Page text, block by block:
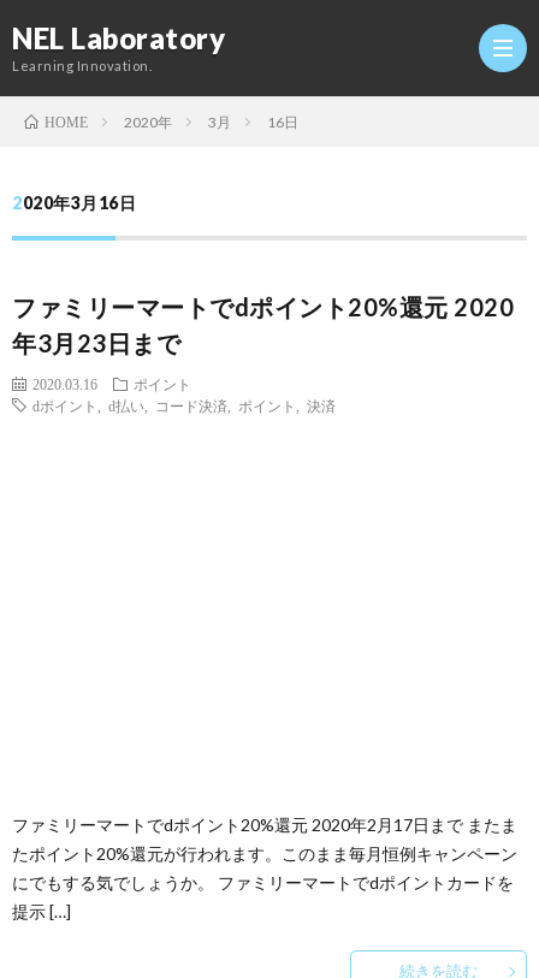
NEL Laboratory
Learning Innovation.
研
究
HOME 2020年 3月 16日
2020年3月16日
ファミリーマートでdポイント20%還元 2020
年3月23日まで
2020.03.16
ポイント
dポイント
d払い コード決済 ポイント 決済
ファミリーマートでdポイント20%還元 2020年2月17日まで またま
たポイント20%還元が行われます。このまま毎月恒例キャンペーン
にでもする気でしょうか。 ファミリーマートでdポイントカードを
提示 […]
続きを読む